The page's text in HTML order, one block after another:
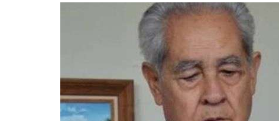
Guerra de EncuestasPoesía
La vida Breve
Líderes inspiradores
Pedagogía Jurídica
REFLEXIONES
Tilde y tinta
Ya regresé